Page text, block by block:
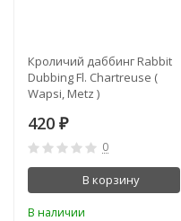
Кроличий даббинг Rabbit
Dubbing Fl. Chartreuse (
Wapsi, Metz )
420 ₽
0
В корзину
В наличии